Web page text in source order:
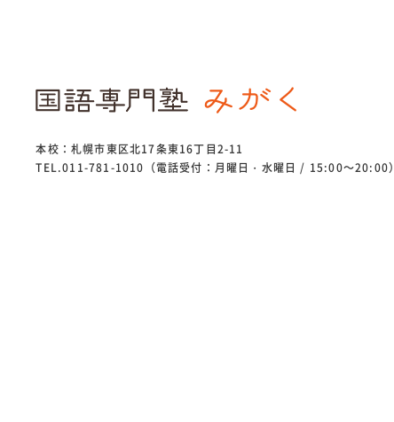
本校：札幌市東区北17条東16丁目2-11
TEL.011-781-1010（電話受付：月曜日・水曜日 / 15:00～20:00）